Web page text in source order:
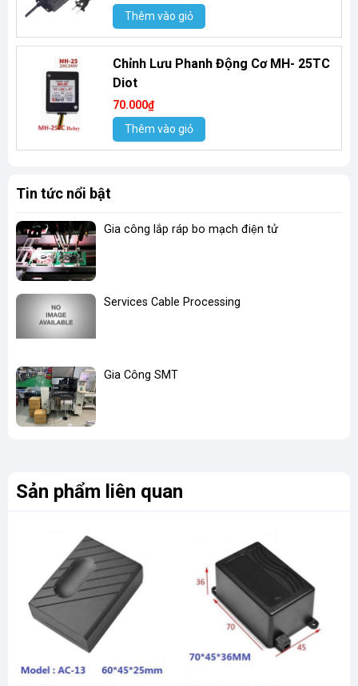
Thêm vào giỏ
Chỉnh Lưu Phanh Động Cơ MH- 25TC
Diot
70.000₫
Thêm vào giỏ
Tin tức nổi bật
Gia công lắp ráp bo mạch điện tử
Services Cable Processing
Gia Công SMT
Sản phẩm liên quan